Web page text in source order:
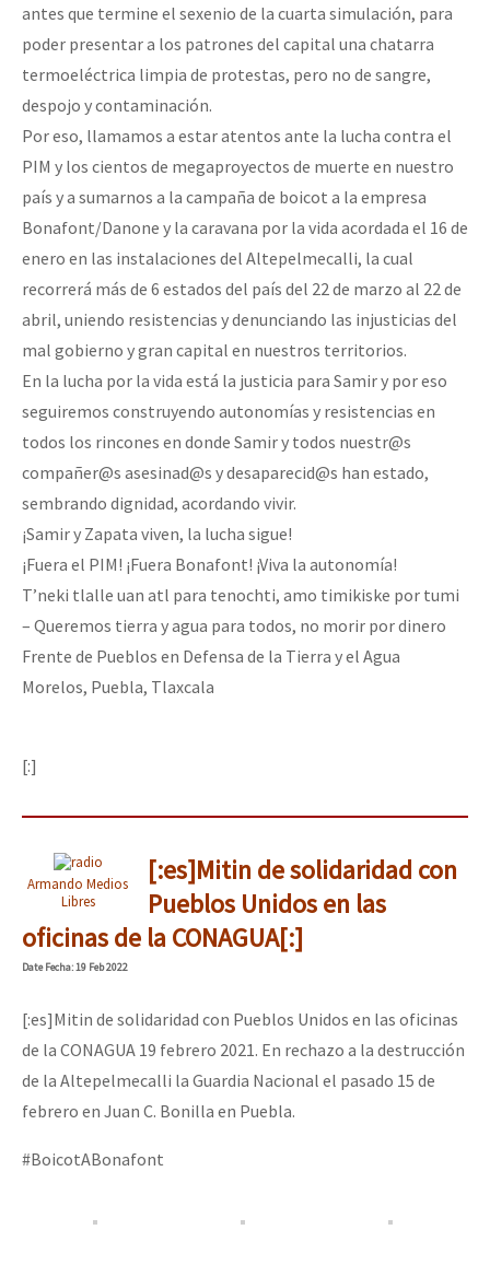
antes que termine el sexenio de la cuarta simulación, para
poder presentar a los patrones del capital una chatarra
termoeléctrica limpia de protestas, pero no de sangre,
despojo y contaminación.
Por eso, llamamos a estar atentos ante la lucha contra el
PIM y los cientos de megaproyectos de muerte en nuestro
país y a sumarnos a la campaña de boicot a la empresa
Bonafont/Danone y la caravana por la vida acordada el 16 de
enero en las instalaciones del Altepelmecalli, la cual
recorrerá más de 6 estados del país del 22 de marzo al 22 de
abril, uniendo resistencias y denunciando las injusticias del
mal gobierno y gran capital en nuestros territorios.
En la lucha por la vida está la justicia para Samir y por eso
seguiremos construyendo autonomías y resistencias en
todos los rincones en donde Samir y todos nuestr@s
compañer@s asesinad@s y desaparecid@s han estado,
sembrando dignidad, acordando vivir.
¡Samir y Zapata viven, la lucha sigue!
¡Fuera el PIM! ¡Fuera Bonafont! ¡Viva la autonomía!
T’neki tlalle uan atl para tenochti, amo timikiske por tumi
– Queremos tierra y agua para todos, no morir por dinero
Frente de Pueblos en Defensa de la Tierra y el Agua
Morelos, Puebla, Tlaxcala
[:]
Armando Medios
Libres
[:es]Mitin de solidaridad con
Pueblos Unidos en las
oficinas de la CONAGUA[:]
DateFecha: 19 Feb 2022
[:es]Mitin de solidaridad con Pueblos Unidos en las oficinas
de la CONAGUA 19 febrero 2021. En rechazo a la destrucción
de la Altepelmecalli la Guardia Nacional el pasado 15 de
febrero en Juan C. Bonilla en Puebla.
#BoicotABonafont